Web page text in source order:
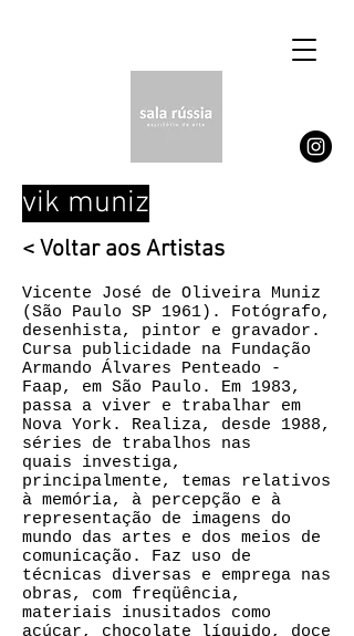
vik muniz
< Voltar aos Artistas
Vicente José de Oliveira Muniz
(São Paulo SP 1961). Fotógrafo,
desenhista, pintor e gravador.
Cursa publicidade na Fundação
Armando Álvares Penteado -
Faap, em São Paulo. Em 1983,
passa a viver e trabalhar em
Nova York. Realiza, desde 1988,
séries de trabalhos nas
quais investiga,
principalmente, temas relativos
à memória, à percepção e à
representação de imagens do
mundo das artes e dos meios de
comunicação. Faz uso de
técnicas diversas e emprega nas
obras, com freqüência,
materiais inusitados como
açúcar, chocolate líquido, doce